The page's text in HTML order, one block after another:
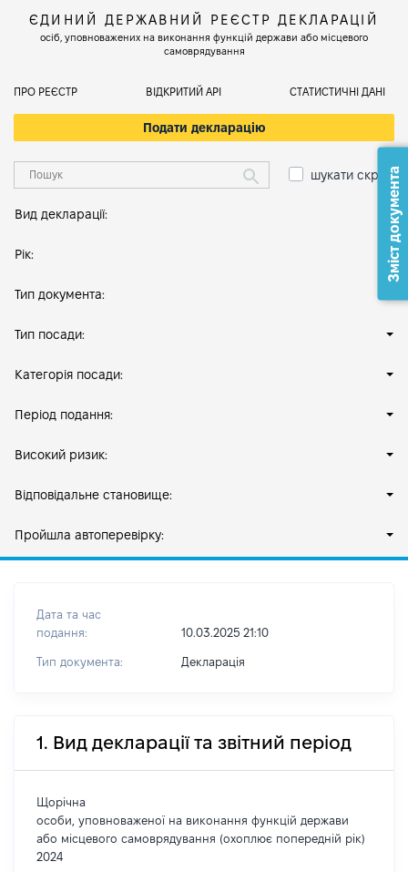
ЄДИНИЙ ДЕРЖАВНИЙ РЕЄСТР ДЕКЛАРАЦІЙ
осіб, уповноважених на виконання функцій держави або місцевого
самоврядування
ПРО РЕЄСТР ВІДКРИТИЙ АРІ СТАТИСТИЧНІ ДАНІ
Подати декларацію
шукати скрізь
Вид декларації:
Рік:
Тип документа:
Тип посади:
Категорія посади:
Період подання:
Високий ризик:
Відповідальне становище:
Пройшла автоперевірку:
Дата та час
подання:
10.03.2025 21:10
Тип документа: Декларація
1. Вид декларації та звітний період
Щорічна
особи, уповноваженої на виконання функцій держави
або місцевого самоврядування (охоплює попередній рік)
2024
Зміст документа